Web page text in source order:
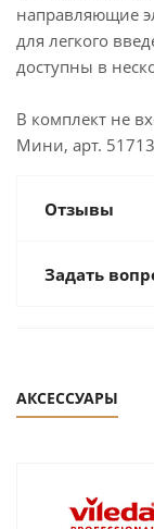
направляющие
для легкого
доступны в
В комплект не
Мини, арт.
Отзывы
Задать
АКСЕССУАРЫ